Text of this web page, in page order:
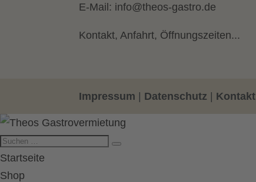
E-Mail: info@theos-gastro.de
Kontakt, Anfahrt, Öffnungszeiten...
Impressum | Datenschutz | Kontakt
Startseite
Shop